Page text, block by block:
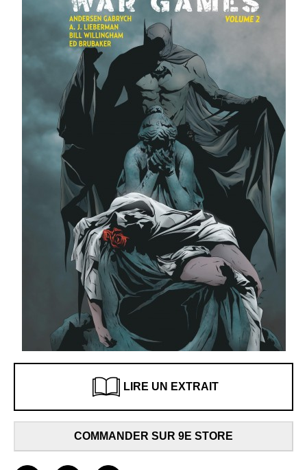
LIRE UN EXTRAIT
COMMANDER SUR 9E STORE